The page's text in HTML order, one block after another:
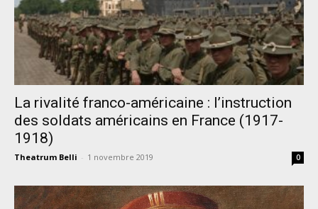
La rivalité franco-américaine : l’instruction
des soldats américains en France (1917-
1918)
Theatrum Belli - 1 novembre 2019 0